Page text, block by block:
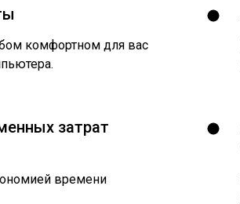
комфортном для вас
затрат
времени